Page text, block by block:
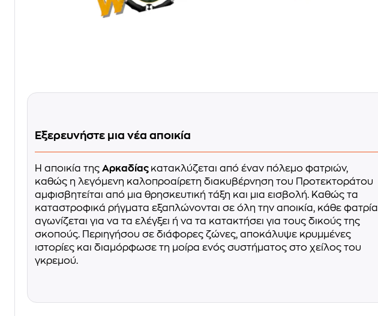
Εξερευνήστε μια νέα αποικία
Η αποικία της Αρκαδίας κατακλύζεται από έναν πόλεμο φατριών,
καθώς η λεγόμενη καλοπροαίρετη διακυβέρνηση του Προτεκτοράτου
αμφισβητείται από μια θρησκευτική τάξη και μια εισβολή. Καθώς τα
καταστροφικά ρήγματα εξαπλώνονται σε όλη την αποικία, κάθε φατρία
αγωνίζεται για να τα ελέγξει ή να τα κατακτήσει για τους δικούς της
σκοπούς. Περιηγήσου σε διάφορες ζώνες, αποκάλυψε κρυμμένες
ιστορίες και διαμόρφωσε τη μοίρα ενός συστήματος στο χείλος του
γκρεμού.